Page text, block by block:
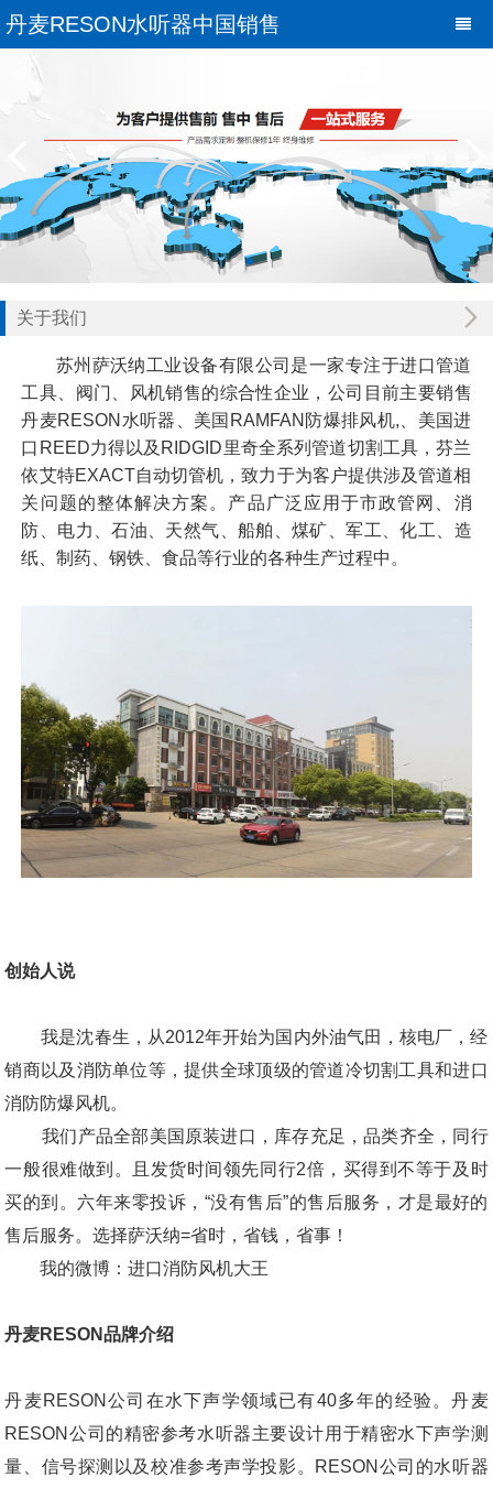
丹麦RESON水听器中国销售
关于我们
苏州萨沃纳工业设备有限公司是一家专注于进口管道
工具、阀门、风机销售的综合性企业，公司目前主要销售
丹麦RESON水听器、美国RAMFAN防爆排风机,、美国进
口REED力得以及RIDGID里奇全系列管道切割工具，芬兰
依艾特EXACT自动切管机，致力于为客户提供涉及管道相
关问题的整体解决方案。产品广泛应用于市政管网、消
防、电力、石油、天然气、船舶、煤矿、军工、化工、造
纸、制药、钢铁、食品等行业的各种生产过程中。
创始人说
我是沈春生，从2012年开始为国内外油气田，核电厂，经
销商以及消防单位等，提供全球顶级的管道冷切割工具和进口
消防防爆风机。
我们产品全部美国原装进口，库存充足，品类齐全，同行
一般很难做到。且发货时间领先同行2倍，买得到不等于及时
买的到。六年来零投诉，“没有售后”的售后服务，才是最好的
售后服务。选择萨沃纳=省时，省钱，省事！
我的微博：进口消防风机大王
丹麦RESON品牌介绍
丹麦RESON公司在水下声学领域已有40多年的经验。丹麦
RESON公司的精密参考水听器主要设计用于精密水下声学测
量、信号探测以及校准参考声学投影。RESON公司的水听器